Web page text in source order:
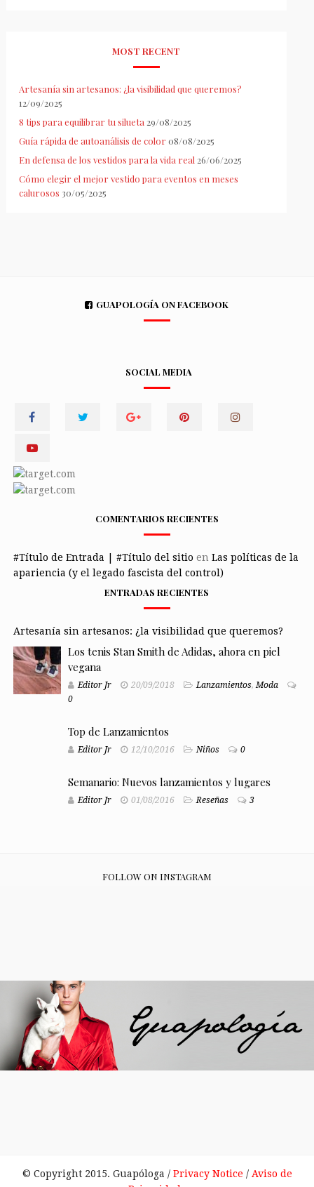
MOST RECENT
Artesanía sin artesanos: ¿la visibilidad que queremos?
12/09/2025
8 tips para equilibrar tu silueta 29/08/2025
Guía rápida de autoanálisis de color 08/08/2025
En defensa de los vestidos para la vida real 26/06/2025
Cómo elegir el mejor vestido para eventos en meses
calurosos 30/05/2025
GUAPOLOGÍA ON FACEBOOK
SOCIAL MEDIA
COMENTARIOS RECIENTES
#Título de Entrada | #Título del sitio en Las políticas de la
apariencia (y el legado fascista del control)
ENTRADAS RECIENTES
Artesanía sin artesanos: ¿la visibilidad que queremos?
Los tenis Stan Smith de Adidas, ahora en piel
vegana
Editor Jr 20/09/2018 Lanzamientos,Moda
0
Top de Lanzamientos
Editor Jr 12/10/2016 Niños 0
Semanario: Nuevos lanzamientos y lugares
Editor Jr 01/08/2016 Reseñas 3
FOLLOW ON INSTAGRAM
© Copyright 2015. Guapóloga / Privacy Notice / Aviso de